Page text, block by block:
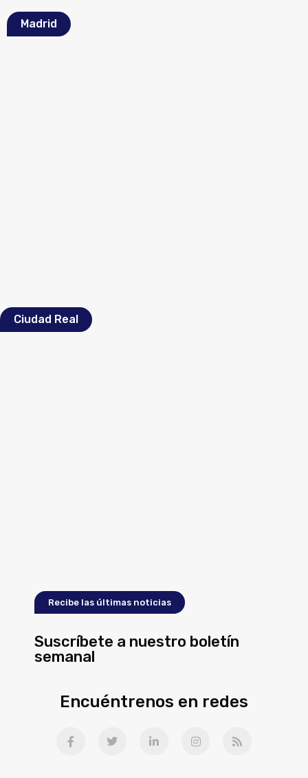
Madrid
Ciudad Real
Recibe las últimas noticias
Suscríbete a nuestro boletín
semanal
Encuéntrenos en redes